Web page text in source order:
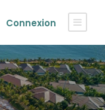
Connexion